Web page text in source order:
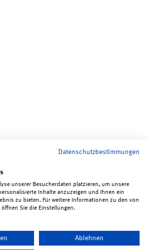
Datenschutzbestimmungen
unserer Besucherdaten platzieren, um unsere
Inhalte anzuzeigen und Ihnen ein
zu bieten. Für weitere Informationen zu den von
Sie die Einstellungen.
Ablehnen